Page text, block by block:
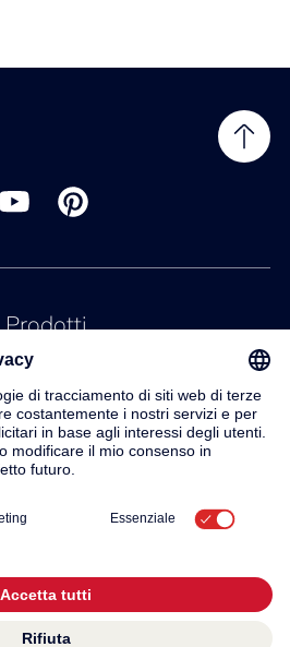
Prodotti
Servizio
Contatto
Su di noi
Protezione dei dati